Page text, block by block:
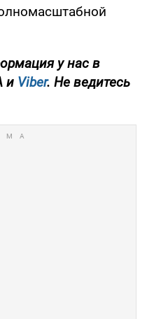
у нас в
и Viber. Не ведитесь